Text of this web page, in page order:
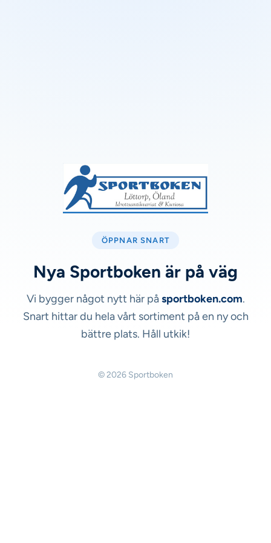
ÖPPNAR SNART
Nya Sportboken är på väg
Vi bygger något nytt här påsportboken.com.
Snart hittar du hela vårt sortiment på en ny och
bättre plats. Håll utkik!
© 2026 Sportboken